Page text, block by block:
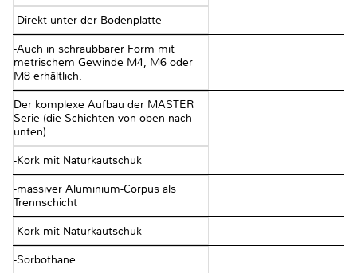
-Direkt unter der Bodenplatte
-Auch in schraubbarer Form mit
metrischem Gewinde M4, M6 oder
M8 erhältlich.
Der komplexe Aufbau der MASTER
Serie (die Schichten von oben nach
unten)
-Kork mit Naturkautschuk
-massiver Aluminium-Corpus als
Trennschicht
-Kork mit Naturkautschuk
-Sorbothane